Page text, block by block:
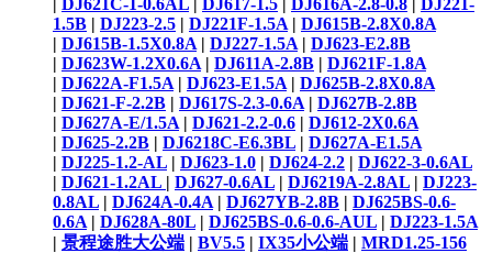
1.5B | DJ223-2.5 | DJ221F-1.5A | DJ615B-2.8X0.8A
| DJ615B-1.5X0.8A | DJ227-1.5A | DJ623-E2.8B
| DJ623W-1.2X0.6A | DJ611A-2.8B | DJ621F-1.8A
| DJ622A-F1.5A | DJ623-E1.5A | DJ625B-2.8X0.8A
| DJ621-F-2.2B | DJ617S-2.3-0.6A | DJ627B-2.8B
| DJ627A-E/1.5A | DJ621-2.2-0.6 | DJ612-2X0.6A
| DJ625-2.2B | DJ6218C-E6.3BL | DJ627A-E1.5A
| DJ225-1.2-AL | DJ623-1.0 | DJ624-2.2 | DJ622-3-0.6AL
| DJ621-1.2AL ​ | DJ627-0.6AL | DJ6219A-2.8AL | DJ223-
0.8AL | DJ624A-0.4A | DJ627YB-2.8B | DJ625BS-0.6-
0.6A | DJ628A-80L | DJ625BS-0.6-0.6-AUL | DJ223-1.5A
| 景程途胜大公端 | BV5.5 | IX35小公端 | MRD1.25-156